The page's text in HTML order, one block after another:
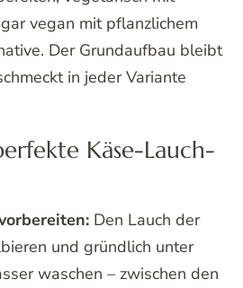
vegan mit pflanzlichem
Der Grundaufbau bleibt
in jeder Variante
Käse-Lauch-
Den Lauch der
und gründlich unter
waschen – zwischen den